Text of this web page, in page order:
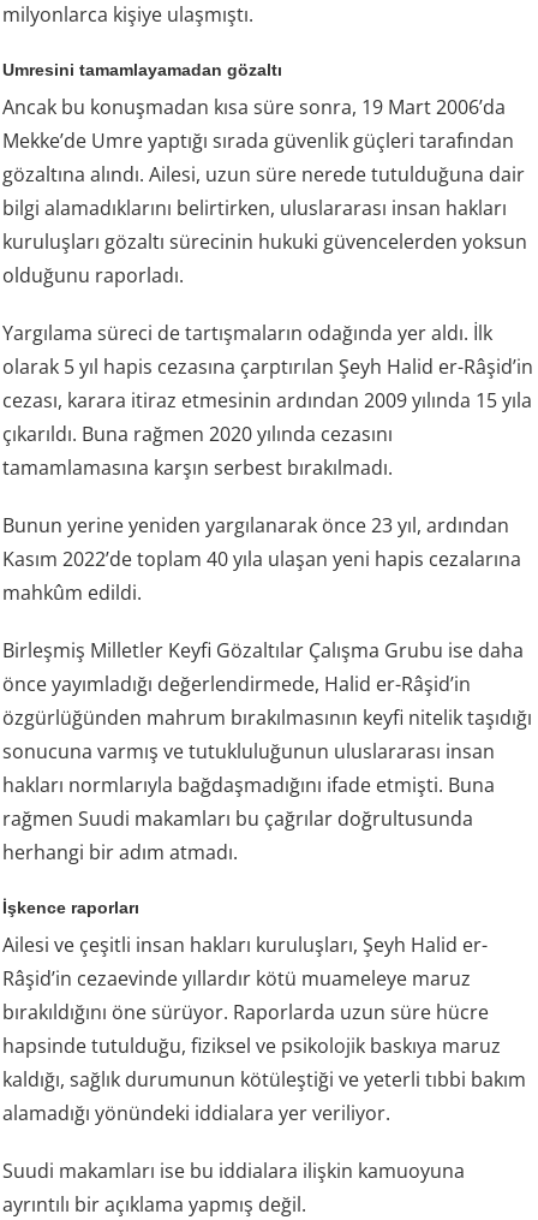
milyonlarca kişiye ulaşmıştı.
Umresini tamamlayamadan gözaltı
Ancak bu konuşmadan kısa süre sonra, 19 Mart 2006’da
Mekke’de Umre yaptığı sırada güvenlik güçleri tarafından
gözaltına alındı. Ailesi, uzun süre nerede tutulduğuna dair
bilgi alamadıklarını belirtirken, uluslararası insan hakları
kuruluşları gözaltı sürecinin hukuki güvencelerden yoksun
olduğunu raporladı.
Yargılama süreci de tartışmaların odağında yer aldı. İlk
olarak 5 yıl hapis cezasına çarptırılan Şeyh Halid er-Râşid’in
cezası, karara itiraz etmesinin ardından 2009 yılında 15 yıla
çıkarıldı. Buna rağmen 2020 yılında cezasını
tamamlamasına karşın serbest bırakılmadı.
Bunun yerine yeniden yargılanarak önce 23 yıl, ardından
Kasım 2022’de toplam 40 yıla ulaşan yeni hapis cezalarına
mahkûm edildi.
Birleşmiş Milletler Keyfi Gözaltılar Çalışma Grubu ise daha
önce yayımladığı değerlendirmede, Halid er-Râşid’in
özgürlüğünden mahrum bırakılmasının keyfi nitelik taşıdığı
sonucuna varmış ve tutukluluğunun uluslararası insan
hakları normlarıyla bağdaşmadığını ifade etmişti. Buna
rağmen Suudi makamları bu çağrılar doğrultusunda
herhangi bir adım atmadı.
İşkence raporları
Ailesi ve çeşitli insan hakları kuruluşları, Şeyh Halid er-
Râşid’in cezaevinde yıllardır kötü muameleye maruz
bırakıldığını öne sürüyor. Raporlarda uzun süre hücre
hapsinde tutulduğu, fiziksel ve psikolojik baskıya maruz
kaldığı, sağlık durumunun kötüleştiği ve yeterli tıbbi bakım
alamadığı yönündeki iddialara yer veriliyor.
Suudi makamları ise bu iddialara ilişkin kamuoyuna
ayrıntılı bir açıklama yapmış değil.